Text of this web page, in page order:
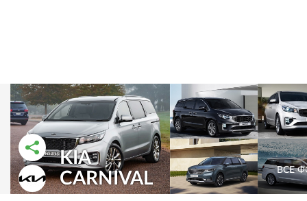
KIA
CARNIVAL
РАССКАЗАТЬ ВО ВКОНТАКТЕ
РАССКАЗАТЬ В ОДНОКЛАССНИКАХ ВСЕ